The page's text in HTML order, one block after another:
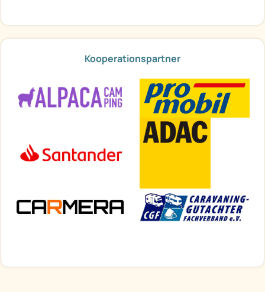
Kooperationspartner